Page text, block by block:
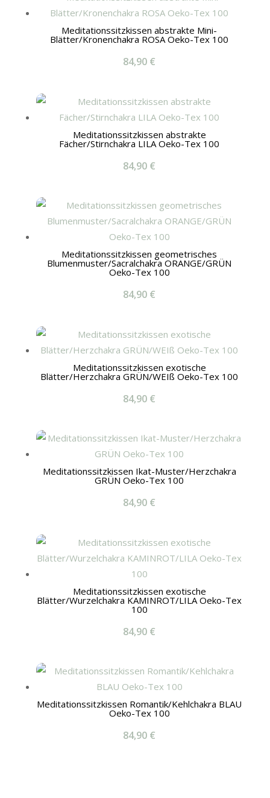
Meditationssitzkissen abstrakte Mini-
Blätter/Kronenchakra ROSA Oeko-Tex 100
84,90 €
Meditationssitzkissen abstrakte
Fächer/Stirnchakra LILA Oeko-Tex 100
84,90 €
Meditationssitzkissen geometrisches
Blumenmuster/Sacralchakra ORANGE/GRÜN
Oeko-Tex 100
84,90 €
Meditationssitzkissen exotische
Blätter/Herzchakra GRÜN/WEIß Oeko-Tex 100
84,90 €
Meditationssitzkissen Ikat-Muster/Herzchakra
GRÜN Oeko-Tex 100
84,90 €
Meditationssitzkissen exotische
Blätter/Wurzelchakra KAMINROT/LILA Oeko-Tex
100
84,90 €
Meditationssitzkissen Romantik/Kehlchakra BLAU
Oeko-Tex 100
84,90 €